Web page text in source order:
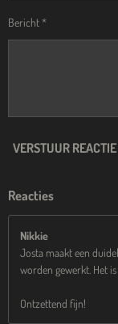
Bericht *
VERSTUUR REACTIE
Reacties
Nikkie
Josta maakt een
worden gewerkt. Het
Ontzettend fijn!